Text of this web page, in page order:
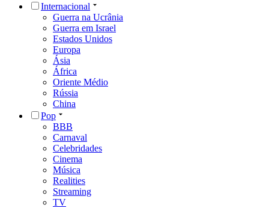
Internacional
Guerra na Ucrânia
Guerra em Israel
Estados Unidos
Europa
Ásia
África
Oriente Médio
Rússia
China
Pop
BBB
Carnaval
Celebridades
Cinema
Música
Realities
Streaming
TV